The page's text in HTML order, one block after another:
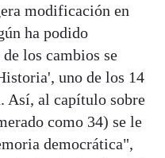
modificación en
ha podido
los cambios se
uno de los 14
Así, al capítulo sobre
como 34) se le
democrática",